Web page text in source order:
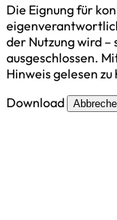
Die Eignung für
der Nutzung wird –
ausgeschlossen.
Hinweis gelesen zu
Download